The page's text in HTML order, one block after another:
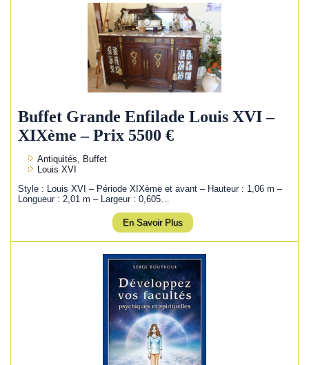
Buffet Grande Enfilade Louis XVI –
XIXème – Prix 5500 €
Antiquités, Buffet
Louis XVI
Style : Louis XVI – Période XIXème et avant – Hauteur : 1,06 m –
Longueur : 2,01 m – Largeur : 0,605…
En Savoir Plus